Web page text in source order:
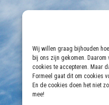
Wij willen graag bijhouden
bij ons zijn gekomen.
cookies te accepteren. Maar
Formeel gaat dit om cookies
En de cookies doen het niet
mee!